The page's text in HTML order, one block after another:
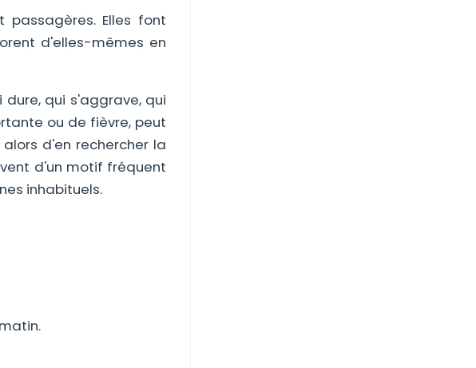
Elles font
d'elles-mêmes en
qui s'aggrave, qui
ou de fièvre, peut
d'en rechercher la
d'un motif fréquent
inhabituels.